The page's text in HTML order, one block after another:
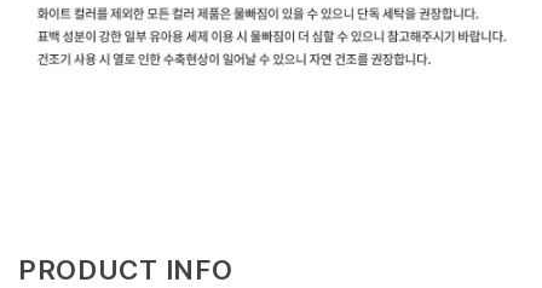
PRODUCT INFO